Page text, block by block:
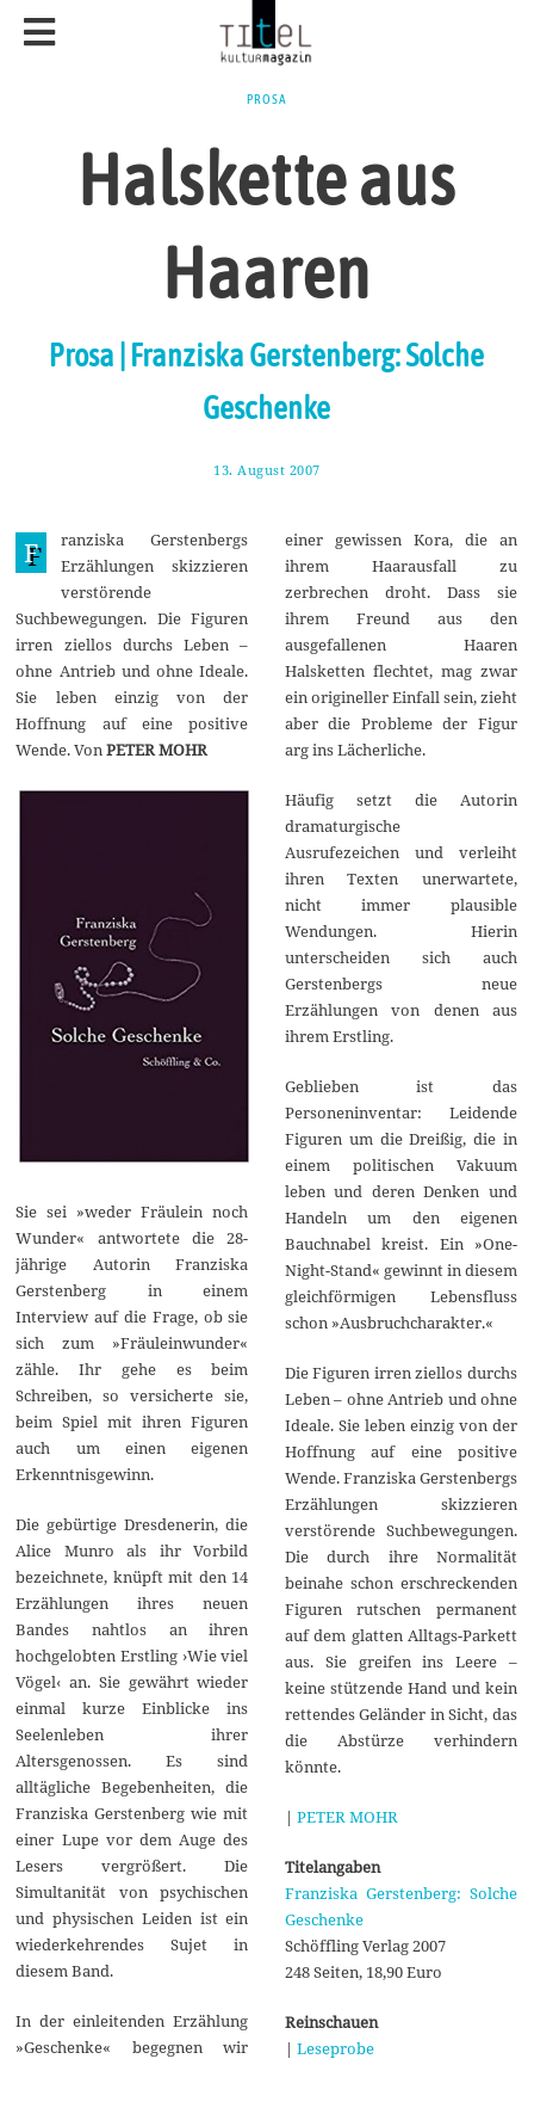
PROSA
Halskette aus
Haaren
Prosa | Franziska Gerstenberg: Solche
Geschenke
13. August 2007
l
2
0
2
0
F
ranziska Gerstenbergs
Erzählungen skizzieren
verstörende
Suchbewegungen. Die Figuren
irren ziellos durchs Leben –
ohne Antrieb und ohne Ideale.
Sie leben einzig von der
Hoffnung auf eine positive
Wende. VonPETER MOHR
Sie sei »weder Fräulein noch
Wunder« antwortete die 28-
jährige Autorin Franziska
Gerstenberg in einem
Interview auf die Frage, ob sie
sich zum »Fräuleinwunder«
zähle. Ihr gehe es beim
Schreiben, so versicherte sie,
beim Spiel mit ihren Figuren
auch um einen eigenen
Erkenntnisgewinn.
Die gebürtige Dresdenerin, die
Alice Munro als ihr Vorbild
bezeichnete, knüpft mit den 14
Erzählungen ihres neuen
Bandes nahtlos an ihren
hochgelobten Erstling ›Wie viel
Vögel‹ an. Sie gewährt wieder
einmal kurze Einblicke ins
Seelenleben ihrer
Altersgenossen. Es sind
alltägliche Begebenheiten, die
Franziska Gerstenberg wie mit
einer Lupe vor dem Auge des
Lesers vergrößert. Die
Simultanität von psychischen
und physischen Leiden ist ein
wiederkehrendes Sujet in
diesem Band.
In der einleitenden Erzählung
»Geschenke« begegnen wir
einer gewissen Kora, die an
ihrem Haarausfall zu
zerbrechen droht. Dass sie
ihrem Freund aus den
ausgefallenen Haaren
Halsketten flechtet, mag zwar
ein origineller Einfall sein, zieht
aber die Probleme der Figur
arg ins Lächerliche.
Häufig setzt die Autorin
dramaturgische
Ausrufezeichen und verleiht
ihren Texten unerwartete,
nicht immer plausible
Wendungen. Hierin
unterscheiden sich auch
Gerstenbergs neue
Erzählungen von denen aus
ihrem Erstling.
Geblieben ist das
Personeninventar: Leidende
Figuren um die Dreißig, die in
einem politischen Vakuum
leben und deren Denken und
Handeln um den eigenen
Bauchnabel kreist. Ein »One-
Night-Stand« gewinnt in diesem
gleichförmigen Lebensfluss
schon »Ausbruchcharakter.«
Die Figuren irren ziellos durchs
Leben – ohne Antrieb und ohne
Ideale. Sie leben einzig von der
Hoffnung auf eine positive
Wende. Franziska Gerstenbergs
Erzählungen skizzieren
verstörende Suchbewegungen.
Die durch ihre Normalität
beinahe schon erschreckenden
Figuren rutschen permanent
auf dem glatten Alltags-Parkett
aus. Sie greifen ins Leere –
keine stützende Hand und kein
rettendes Geländer in Sicht, das
die Abstürze verhindern
könnte.
| PETER MOHR
Titelangaben
Franziska Gerstenberg: Solche
Geschenke
Schöffling Verlag 2007
248 Seiten, 18,90 Euro
Reinschauen
| Leseprobe